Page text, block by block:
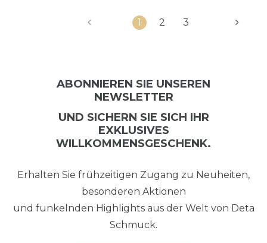
1 2 3
ABONNIEREN SIE UNSEREN
NEWSLETTER
UND SICHERN SIE SICH IHR
EXKLUSIVES
WILLKOMMENSGESCHENK.
Erhalten Sie frühzeitigen Zugang zu Neuheiten,
besonderen Aktionen
und funkelnden Highlights aus der Welt von Deta
Schmuck.